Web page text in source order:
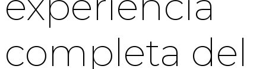
completa del